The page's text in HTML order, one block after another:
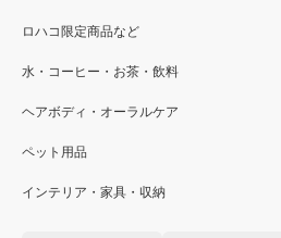
ロハコ限定商品など
水・コーヒー・お茶・飲料
ヘアボディ・オーラルケア
ペット用品
インテリア・家具・収納